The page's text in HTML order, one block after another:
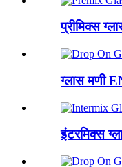
प्रीमिक्स
ग्लास मणी
इंटरमिक्स